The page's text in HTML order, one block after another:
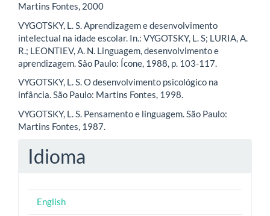
Martins Fontes, 2000
VYGOTSKY, L. S. Aprendizagem e desenvolvimento
intelectual na idade escolar. In.: VYGOTSKY, L. S; LURIA, A.
R.; LEONTIEV, A. N. Linguagem, desenvolvimento e
aprendizagem. São Paulo: Ícone, 1988, p. 103-117.
VYGOTSKY, L. S. O desenvolvimento psicológico na
infância. São Paulo: Martins Fontes, 1998.
VYGOTSKY, L. S. Pensamento e linguagem. São Paulo:
Martins Fontes, 1987.
Idioma
English